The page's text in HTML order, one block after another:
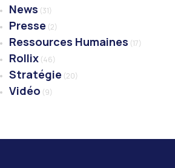
News (31)
Presse (2)
Ressources Humaines (17)
Rollix (46)
Stratégie (20)
Vidéo (9)